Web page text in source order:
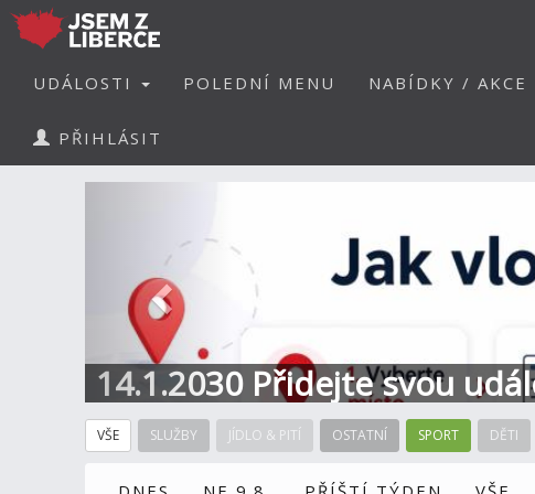
UDÁLOSTI POLEDNÍ MENU NABÍDKY / AKCE
PŘIHLÁSIT
14.1.2030 Přidejte svou
Informace a kontakt
VŠE SLUŽBY JÍDLO & PITÍ OSTATNÍ SPORT DĚTI